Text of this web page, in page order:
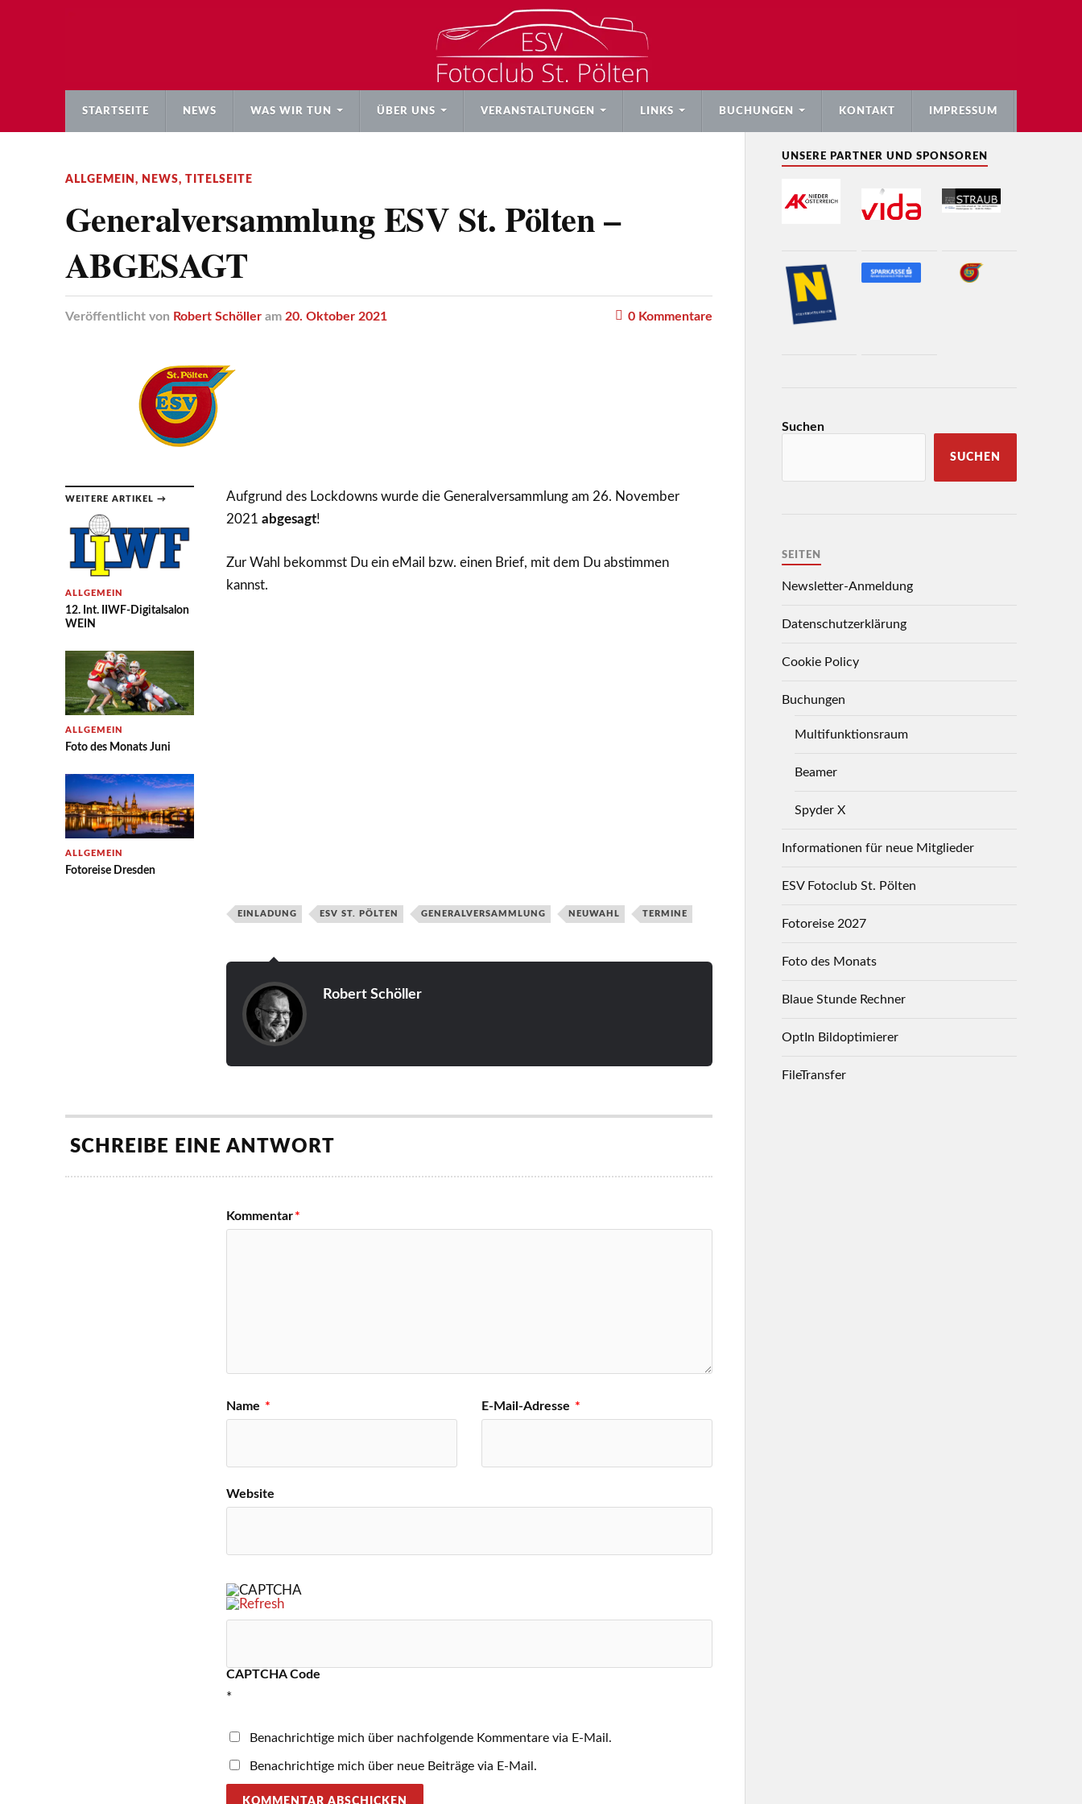
STARTSEITE NEWS WAS WIR TUN ÜBER UNS VERANSTALTUNGEN LINKS BUCHUNGEN KONTAKT IMPRESSUM
ALLGEMEIN , NEWS, TITELSEITE
Generalversammlung ESV St. Pölten –
ABGESAGT
Veröffentlicht von Robert Schöller am 20. Oktober 2021 0Kommentare
WEITERE ARTIKEL →
ALLGEMEIN
12. Int. IIWF-Digitalsalon
WEIN
ALLGEMEIN
Foto des Monats Juni
ALLGEMEIN
Fotoreise Dresden
Aufgrund des Lockdowns wurde die Generalversammlung am 26. November
2021 abgesagt!
Zur Wahl bekommst Du ein eMail bzw. einen Brief, mit dem Du abstimmen
kannst.
EINLADUNG ESV ST. PÖLTEN GENERALVERSAMMLUNG NEUWAHL TERMINE
Robert Schöller
SCHREIBE EINE ANTWORT
Kommentar *
Name * E-Mail-Adresse *
Website
CAPTCHA Code
*
Benachrichtige mich über nachfolgende Kommentare via E-Mail.
Benachrichtige mich über neue Beiträge via E-Mail.
UNSERE PARTNER UND SPONSOREN
Suchen
SUCHEN
SEITEN
Newsletter-Anmeldung
Datenschutzerklärung
Cookie Policy
Buchungen
Multifunktionsraum
Beamer
Spyder X
Informationen für neue Mitglieder
ESV Fotoclub St. Pölten
Fotoreise 2027
Foto des Monats
Blaue Stunde Rechner
OptIn Bildoptimierer
FileTransfer